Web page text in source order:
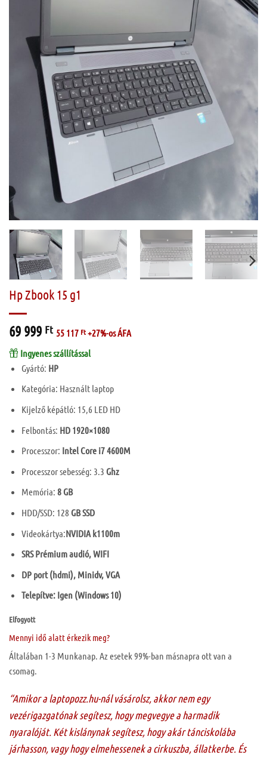
Hp Zbook 15 g1
69 999 Ft 55 117 Ft+27%-os ÁFA
Ingyenes szállítással
Gyártó: HP
Kategória: Használt laptop
Kijelző képátló: 15,6 LED HD
Felbontás: HD 1920×1080
Processzor: Intel Core i7 4600M
Processzor sebesség: 3.3 Ghz
Memória: 8 GB
HDD/SSD: 128 GB SSD
Videokártya:NVIDIA k1100m
SRS Prémium audió, WIFI
DP port (hdmi), Minidv, VGA
Telepítve: Igen (Windows 10)
Elfogyott
Mennyi idő alatt érkezik meg?
Általában 1-3 Munkanap. Az esetek 99%-ban másnapra ott van a
csomag.
“Amikor a laptopozz.hu-nál vásárolsz, akkor nem egy
vezérigazgatónak segítesz, hogy megvegye a harmadik
nyaralóját. Két kislánynak segítesz, hogy akár tánciskolába
járhasson, vagy hogy elmehessenek a cirkuszba, állatkerbe. És